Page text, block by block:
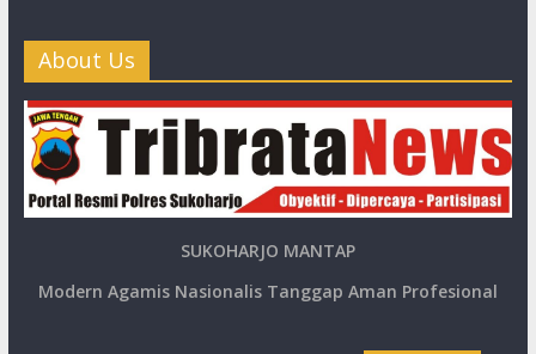
About Us
SUKOHARJO MANTAP
Modern Agamis Nasionalis Tanggap Aman Profesional